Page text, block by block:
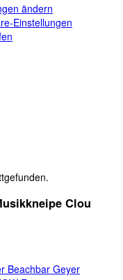
ändern
Einstellungen
Clou
Beachbar Geyer